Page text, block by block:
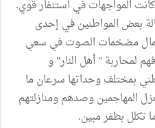
المواجهات في استنفار قوي.
بعض المواطنين في إحدى
مضخمات الصوت في سعي
لمحاربة " أهل النار" و
بمختلف وحداتها سرعان ما
المهاجمين وصدهم ومنازلتهم
تكلل بظفر مبين.